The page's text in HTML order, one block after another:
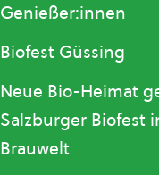
Genießer:innen
Biofest Güssing
Neue Bio-Heimat
Salzburger Biofest
Brauwelt